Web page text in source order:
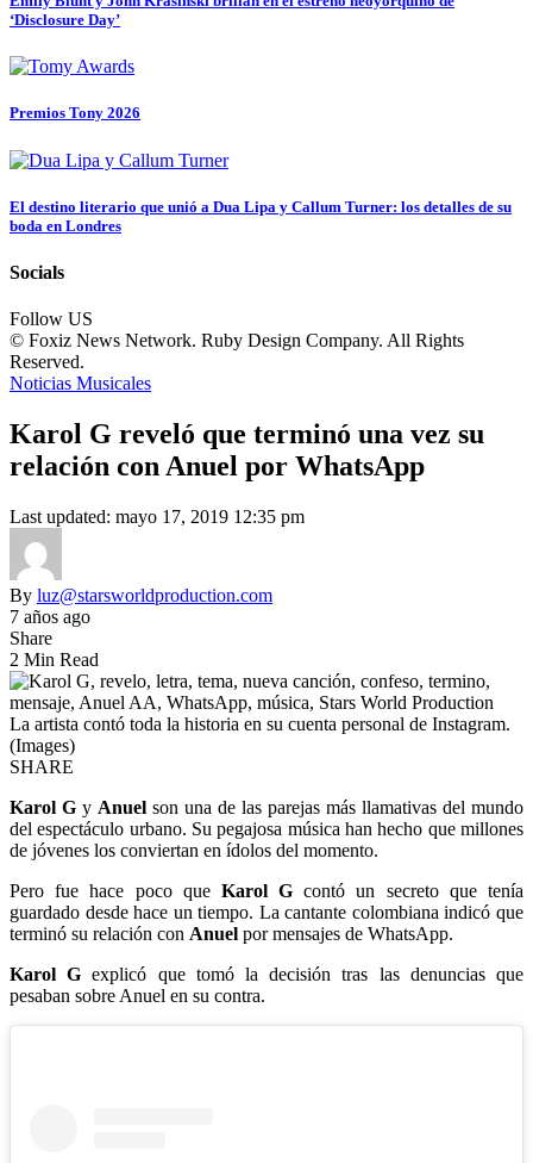
‘Disclosure Day’
Premios Tony 2026
El destino literario que unió a Dua Lipa y Callum Turner: los detalles de su
boda en Londres
Socials
Follow US
© Foxiz News Network. Ruby Design Company. All Rights
Reserved.
Noticias Musicales
Karol G reveló que terminó una vez su
relación con Anuel por WhatsApp
Last updated: mayo 17, 2019 12:35 pm
By luz@starsworldproduction.com
7 años ago
Share
2 Min Read
La artista contó toda la historia en su cuenta personal de Instagram.
(Images)
SHARE
Karol G y Anuel son una de las parejas más llamativas del mundo
del espectáculo urbano. Su pegajosa música han hecho que millones
de jóvenes los conviertan en ídolos del momento.
Pero fue hace poco que Karol Gcontó un secreto que tenía
guardado desde hace un tiempo. La cantante colombiana indicó que
terminó su relación con Anuel por mensajes de WhatsApp.
Karol G explicó que tomó la decisión tras las denuncias que
pesaban sobre Anuel en su contra.